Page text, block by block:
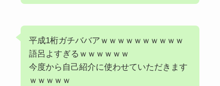
平成1桁ガチババアｗｗｗｗｗｗｗｗｗｗ
語呂よすぎるｗｗｗｗｗｗ
今度から自己紹介に使わせていただきます
ｗｗｗｗｗ